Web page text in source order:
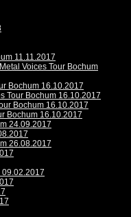
11.11.2017
Voices Tour Bochum
Bochum 16.10.2017
Tour Bochum 16.10.2017
Bochum 16.10.2017
Bochum 16.10.2017
24.09.2017
26.08.2017
09.02.2017